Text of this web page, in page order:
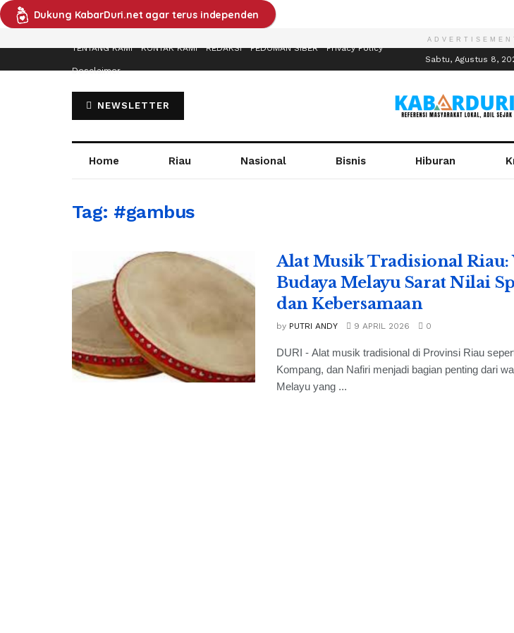
Dukung KabarDuri.net agar terus independen
TENTANG KAMI KONTAK KAMI REDAKSI PEDOMAN SIBER Privacy Policy
Desclaimer
Sabtu, Agustus 8,
NEWSLETTER
Home Riau Nasional Bisnis Hiburan
Tag: #gambus
Alat Musik Tradisional Riau:
Budaya Melayu Sarat Nilai
dan Kebersamaan
by PUTRI ANDY 9 APRIL 2026 0
DURI - Alat musik tradisional di Provinsi Riau
Kompang, dan Nafiri menjadi bagian penting dari
Melayu yang ...